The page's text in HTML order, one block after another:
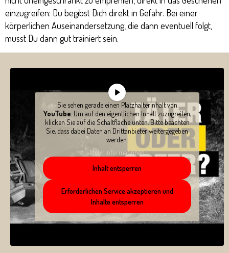
einzugreifen: Du begibst Dich direkt in Gefahr. Bei einer
körperlichen Auseinandersetzung, die dann eventuell folgt,
musst Du dann gut trainiert sein.
Sie sehen gerade einen Platzhalterinhalt von
YouTube . Um auf den eigentlichen Inhalt zuzugreifen,
klicken Sie auf die Schaltfläche unten. Bitte beachten
Sie, dass dabei Daten an Drittanbieter weitergegeben
werden.
Mehr Informationen
Inhalt entsperren
Erforderlichen Service akzeptieren und
Inhalte entsperren